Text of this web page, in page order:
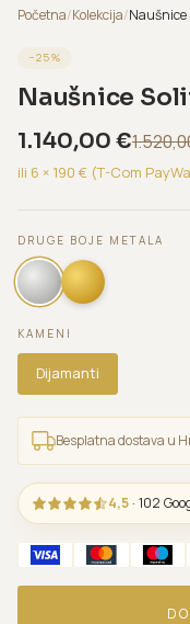
Početna/Kolekcija/
−25%
Naušnice
1.140,00 €
ili 6 × 190 € (T-Com
DRUGE BOJE METALA
KAMENI
Dijamanti
Besplatna dostava u
4,5 · 102